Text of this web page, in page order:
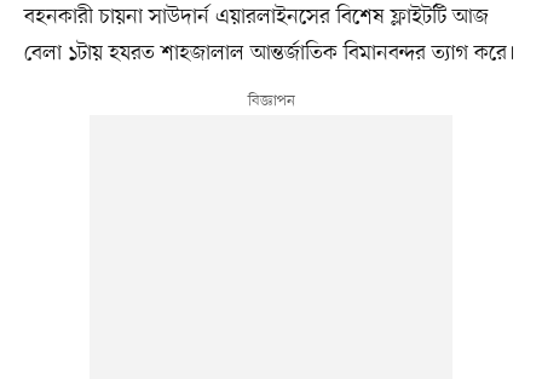
বহনকারী চায়না সাউদার্ন এয়ারলাইনসের বিশেষ ফ্লাইটটি আজ
বেলা ১টায় হযরত শাহজালাল আন্তর্জাতিক বিমানবন্দর ত্যাগ করে।